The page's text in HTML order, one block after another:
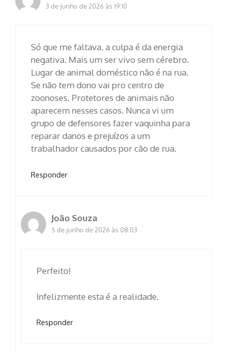
3 de junho de 2026 às 19:10
Só que me faltava, a culpa é da energia
negativa. Mais um ser vivo sem cérebro.
Lugar de animal doméstico não é na rua.
Se não tem dono vai pro centro de
zoonoses. Protetores de animais não
aparecem nesses casos. Nunca vi um
grupo de defensores fazer vaquinha para
reparar danos e prejuízos a um
trabalhador causados por cão de rua.
Responder
João Souza
5 de junho de 2026 às 08:03
Perfeito!
Infelizmente esta é a realidade.
Responder